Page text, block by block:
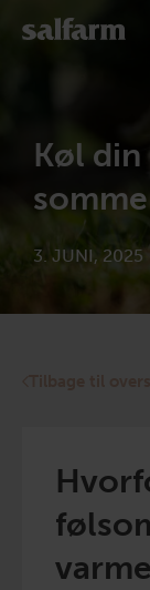
Køl din
3. JUNI, 2025